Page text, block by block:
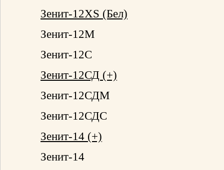
Зенит-12XS (Бел)
Зенит-12М
Зенит-12С
Зенит-12СД (+)
Зенит-12СДМ
Зенит-12СДС
Зенит-14 (+)
Зенит-14